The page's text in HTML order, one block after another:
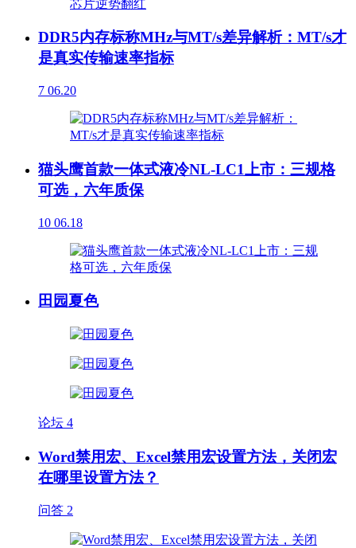
DDR5内存标称MHz与MT/s差异解析：MT/s才
是真实传输速率指标
7 06.20
猫头鹰首款一体式液冷NL-LC1上市：三规格
可选，六年质保
10 06.18
田园夏色
论坛 4
Word禁用宏、Excel禁用宏设置方法，关闭宏
在哪里设置方法？
问答 2